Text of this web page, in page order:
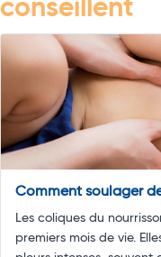
conseillent
Comment soulager
Les coliques du
premiers mois de vie.